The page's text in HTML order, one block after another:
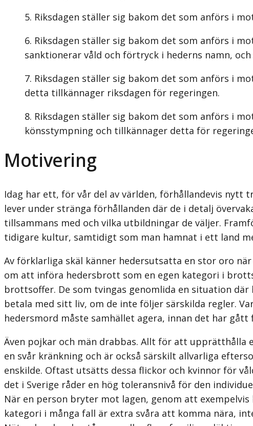
Riksdagen ställer sig bakom det som anförs i
Riksdagen ställer sig bakom det som anförs i
sanktionerar våld och förtryck i hederns namn,
Riksdagen ställer sig bakom det som anförs i
detta tillkännager riksdagen för regeringen.
Riksdagen ställer sig bakom det som anförs i
könsstympning och tillkännager detta för
Motivering
Idag har ett, för vår del av världen, förhållandevis
lever under stränga förhållanden där de i detalj
tillsammans med och vilka utbild­ningar de väljer.
tidigare kultur, samtidigt som man hamnat i ett land
Av förklarliga skäl känner hedersutsatta en stor oro
om att införa hedersbrott som en egen kategori i
brottsoffer. De som tvingas genomlida en situation
betala med sitt liv, om de inte följer särskilda regler.
hedersmord måste samhället agera, innan det har
Även pojkar och män drabbas. Allt för att upprätthålla
en svår kränkning och är också särskilt allvarliga
enskilde. Oftast utsätts dessa flickor och kvinnor för
det i Sverige råder en hög toleransnivå för den
När en person bryter mot lagen, genom att
kategori i många fall är extra svåra att komma nära,